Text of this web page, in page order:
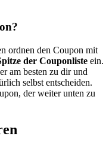
ordnen den Coupon mit
der Couponliste ein.
am besten zu dir und
selbst entscheiden.
der weiter unten zu